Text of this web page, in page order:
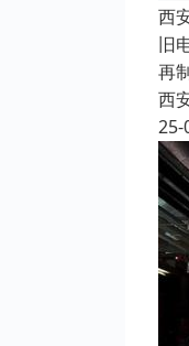
西
旧
再
西
25-